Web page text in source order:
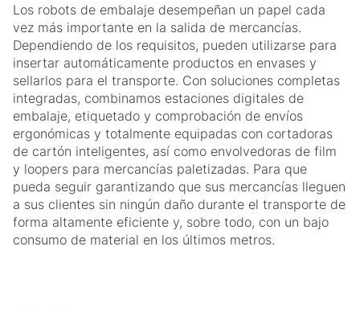
Los robots de embalaje desempeñan un papel cada
vez más importante en la salida de mercancías.
Dependiendo de los requisitos, pueden utilizarse para
insertar automáticamente productos en envases y
sellarlos para el transporte. Con soluciones completas
integradas, combinamos estaciones digitales de
embalaje, etiquetado y comprobación de envíos
ergonómicas y totalmente equipadas con cortadoras
de cartón inteligentes, así como envolvedoras de film
y loopers para mercancías paletizadas. Para que
pueda seguir garantizando que sus mercancías lleguen
a sus clientes sin ningún daño durante el transporte de
forma altamente eficiente y, sobre todo, con un bajo
consumo de material en los últimos metros.